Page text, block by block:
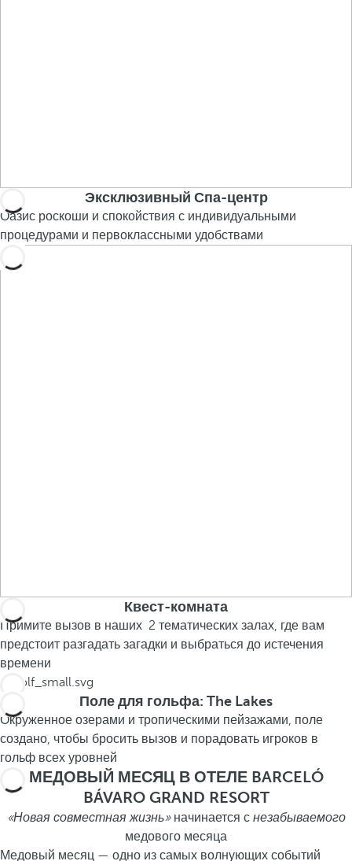
Эксклюзивный Спа-центр
Оазис роскоши и спокойствия с индивидуальными
процедурами и первоклассными удобствами
Квест-комната
Примите вызов в наших 2 тематических залах, где вам
предстоит разгадать загадки и выбраться до истечения
времени
Поле для гольфа: The Lakes
Окруженное озерами и тропическими пейзажами, поле
создано, чтобы бросить вызов и порадовать игроков в
гольф всех уровней
МЕДОВЫЙ МЕСЯЦ В ОТЕЛЕ BARCELÓ
BÁVARO GRAND RESORT
«Новая совместная жизнь»начинается с незабываемого
медового месяца
Медовый месяц — одно из самых волнующих событий